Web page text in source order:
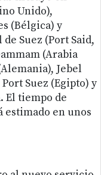
Unido),
(Bélgica) y
Suez (Port Said,
(Arabia
Jebel
Suez (Egipto) y
El tiempo de
estimado en unos